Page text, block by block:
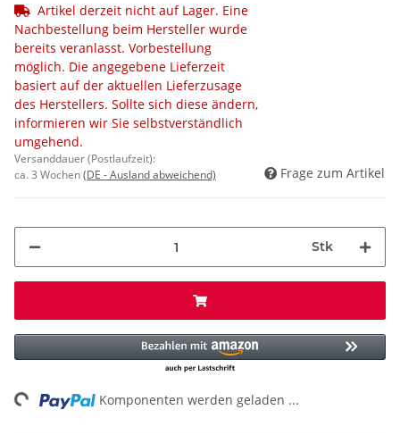
Artikel derzeit nicht auf Lager. Eine
Nachbestellung beim Hersteller wurde
bereits veranlasst. Vorbestellung
möglich. Die angegebene Lieferzeit
basiert auf der aktuellen Lieferzusage
des Herstellers. Sollte sich diese ändern,
informieren wir Sie selbstverständlich
umgehend.
Versanddauer (Postlaufzeit):
ca. 3 Wochen(DE - Ausland abweichend) Frage zum Artikel
Stk
Komponenten werden geladen ...